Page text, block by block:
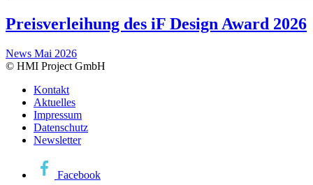
Preisverleihung des iF Design Award 2026
News Mai 2026
© HMI Project GmbH
Kontakt
Aktuelles
Impressum
Datenschutz
Newsletter
Facebook